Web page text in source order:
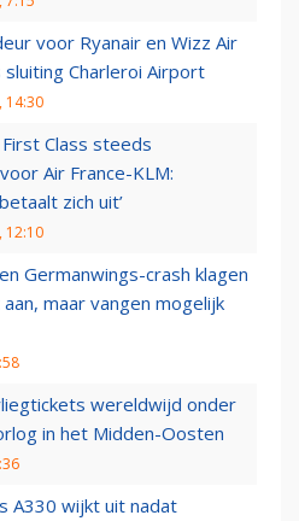
voor Ryanair en Wizz Air
Charleroi Airport
14:30
Class steeds
Air France-KLM:
zich uit’
12:10
Germanwings-crash klagen
maar vangen mogelijk
wereldwijd onder
in het Midden-Oosten
A330 wijkt uit nadat